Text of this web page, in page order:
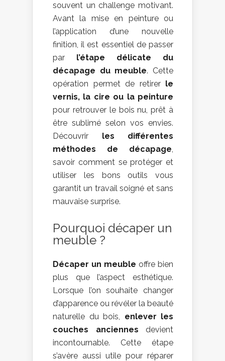
souvent un challenge motivant.
Avant la mise en peinture ou
l’application d’une nouvelle
finition, il est essentiel de passer
par l’étape délicate du
décapage du meuble. Cette
opération permet de retirer le
vernis, la cire ou la peinture
pour retrouver le bois nu, prêt à
être sublimé selon vos envies.
Découvrir les différentes
méthodes de décapage,
savoir comment se protéger et
utiliser les bons outils vous
garantit un travail soigné et sans
mauvaise surprise.
Pourquoi décaper un
meuble ?
Décaper un meuble offre bien
plus que l’aspect esthétique.
Lorsque l’on souhaite changer
d’apparence ou révéler la beauté
naturelle du bois, enlever les
couches anciennes devient
incontournable. Cette étape
s’avère aussi utile pour réparer